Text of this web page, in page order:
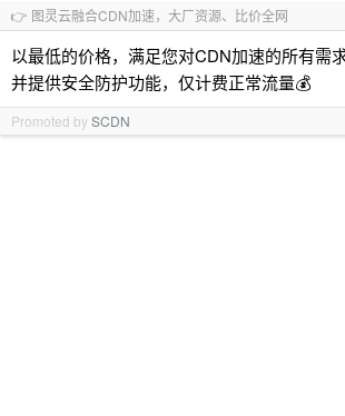
👉 图灵云融合CDN加速，大厂资源、比价全网
以最低的价格，满足您对CDN加速的所有需
并提供安全防护功能，仅计费正常流量💰
Promoted bySCDN